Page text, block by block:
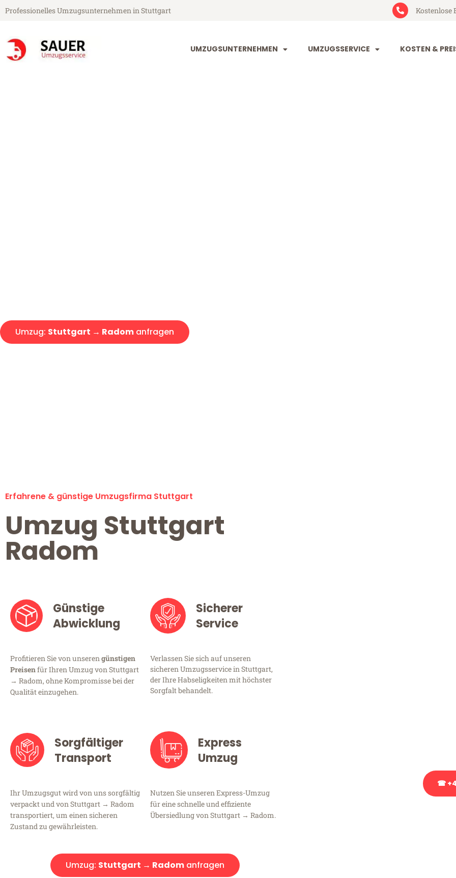
Professionelles Umzugsunternehmen in Stuttgart Kostenlose
UMZUGSUNTERNEHMEN UMZUGSSERVICE KOSTEN &
Umzug: Stuttgart → Radom anfragen
Erfahrene & günstige Umzugsfirma Stuttgart
Umzug Stuttgart
Radom
Günstige
Abwicklung
Profitieren Sie von unserengünstigen
Preisenfür Ihren Umzug von Stuttgart
→ Radom, ohne Kompromisse bei der
Qualität einzugehen.
Sicherer
Service
Verlassen Sie sich auf unseren
sicheren Umzugsservice in Stuttgart,
der Ihre Habseligkeiten mit höchster
Sorgfalt behandelt.
Sorgfältiger
Transport
Ihr Umzugsgut wird von uns sorgfältig
verpackt und von Stuttgart → Radom
transportiert, um einen sicheren
Zustand zu gewährleisten.
Express
Umzug
Nutzen Sie unseren Express-Umzug
für eine schnelle und effiziente
Übersiedlung von Stuttgart → Radom.
Umzug: Stuttgart → Radom anfragen
☎